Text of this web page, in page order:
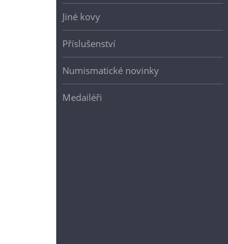
Jiné kovy
Příslušenství
Numismatické novinky
Medailéři